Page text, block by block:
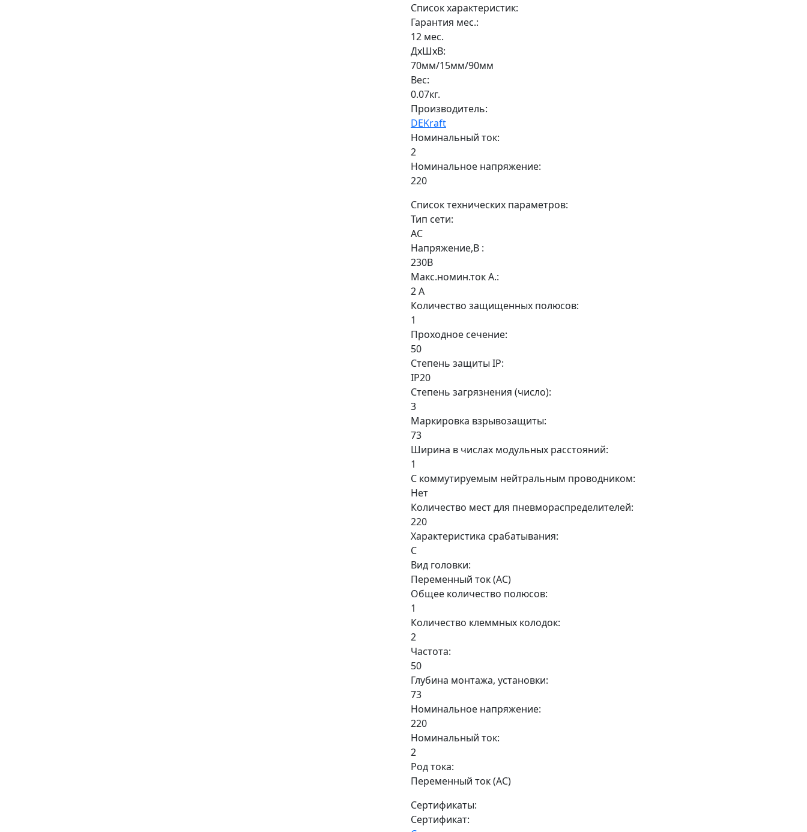
Список характеристик:
Гарантия мес.:
12 мес.
ДxШxВ:
70мм/15мм/90мм
Вес:
0.07кг.
Производитель:
DEKraft
Номинальный ток:
2
Номинальное напряжение:
220
Список технических параметров:
Тип сети:
АС
Напряжение,В :
230В
Макс.номин.ток А.:
2 А
Количество защищенных полюсов:
1
Проходное сечение:
50
Степень защиты IP:
IP20
Степень загрязнения (число):
3
Маркировка взрывозащиты:
73
Ширина в числах модульных расстояний:
1
С коммутируемым нейтральным проводником:
Нет
Количество мест для пневмораспределителей:
220
Характеристика срабатывания:
C
Вид головки:
Переменный ток (AC)
Общее количество полюсов:
1
Количество клеммных колодок:
2
Частота:
50
Глубина монтажа, установки:
73
Номинальное напряжение:
220
Номинальный ток:
2
Род тока:
Переменный ток (AC)
Сертификаты:
Сертификат: